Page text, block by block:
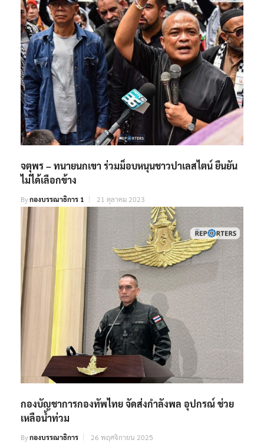
จตุพร – ทนายนกเขา ร่วมม็อบหนุนชาวปาเลสไตน์ ยืนยัน
ไม่ได้เลือกข้าง
Byกองบรรณาธิการ 1 21 ตุลาคม 2023
กองบัญชาการกองทัพไทย จัดส่งกำลังพล อุปกรณ์ ช่วย
เหลือน้ำท่วม
Byกองบรรณาธิการ 26 พฤศจิกายน 2025